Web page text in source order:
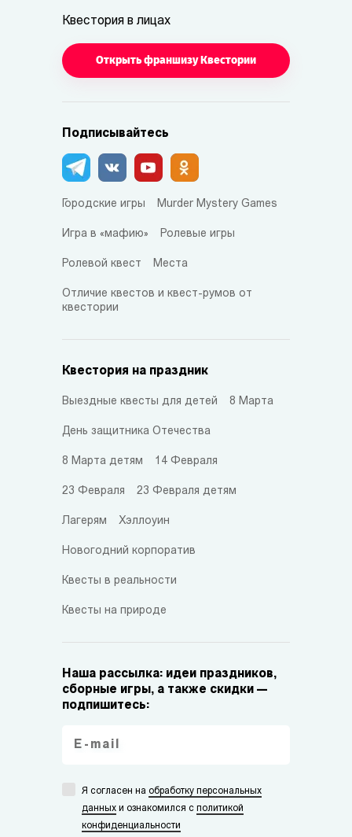
Квестория в лицах
Открыть франшизу Квестории
Подписывайтесь
Городские игры Murder Mystery Games
Игра в «мафию» Ролевые игры
Ролевой квест Места
Отличие квестов и квест-румов от
квестории
Квестория на праздник
Выездные квесты для детей 8 Марта
День защитника Отечества
8 Марта детям 14 Февраля
23 Февраля 23 Февраля детям
Лагерям Хэллоуин
Новогодний корпоратив
Квесты в реальности
Квесты на природе
Наша рассылка: идеи праздников,
сборные игры, а также скидки —
подпишитесь:
Я согласен на обработку персональных
данных и ознакомился с политикой
конфиденциальности